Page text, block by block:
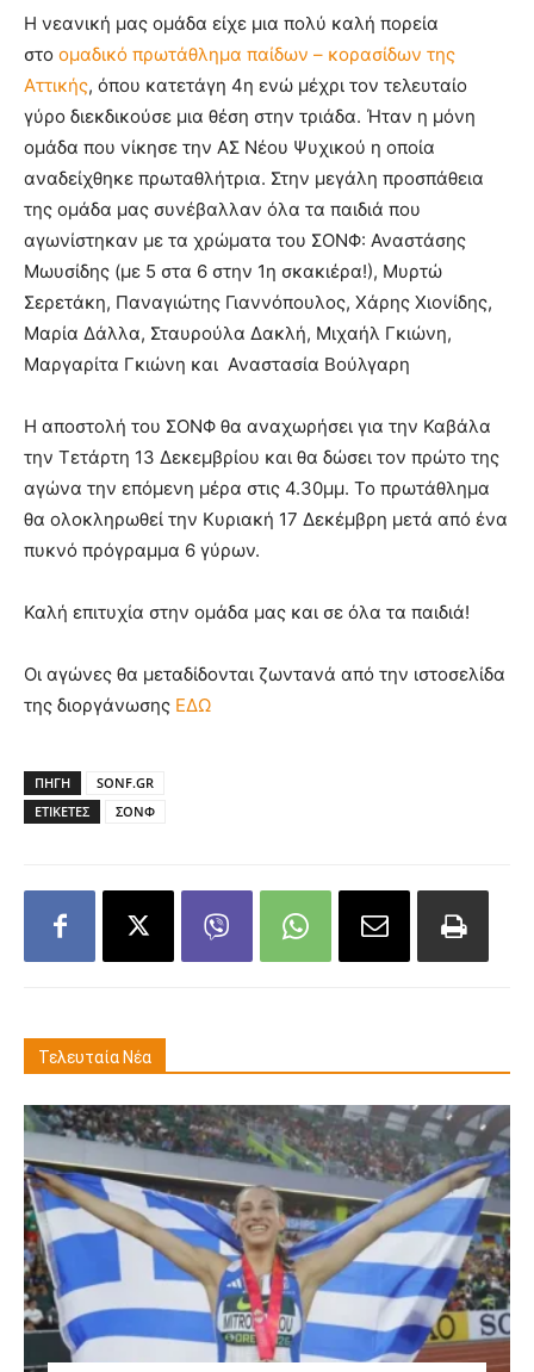
Η νεανική μας ομάδα είχε μια πολύ καλή πορεία
στο ομαδικό πρωτάθλημα παίδων – κορασίδων της
Αττικής, όπου κατετάγη 4η ενώ μέχρι τον τελευταίο
γύρο διεκδικούσε μια θέση στην τριάδα. Ήταν η μόνη
ομάδα που νίκησε την ΑΣ Νέου Ψυχικού η οποία
αναδείχθηκε πρωταθλήτρια. Στην μεγάλη προσπάθεια
της ομάδα μας συνέβαλλαν όλα τα παιδιά που
αγωνίστηκαν με τα χρώματα του ΣΟΝΦ: Αναστάσης
Μωυσίδης (με 5 στα 6 στην 1η σκακιέρα!), Μυρτώ
Σερετάκη, Παναγιώτης Γιαννόπουλος, Χάρης Χιονίδης,
Μαρία Δάλλα, Σταυρούλα Δακλή, Μιχαήλ Γκιώνη,
Μαργαρίτα Γκιώνη και Αναστασία Βούλγαρη
Η αποστολή του ΣΟΝΦ θα αναχωρήσει για την Καβάλα
την Τετάρτη 13 Δεκεμβρίου και θα δώσει τον πρώτο της
αγώνα την επόμενη μέρα στις 4.30μμ. Το πρωτάθλημα
θα ολοκληρωθεί την Κυριακή 17 Δεκέμβρη μετά από ένα
πυκνό πρόγραμμα 6 γύρων.
Καλή επιτυχία στην ομάδα μας και σε όλα τα παιδιά!
Οι αγώνες θα μεταδίδονται ζωντανά από την ιστοσελίδα
της διοργάνωσης ΕΔΩ
ΠΗΓΗ
SONF.GR
ΕΤΙΚΕΤΕΣ
ΣΟΝΦ
Τελευταία Νέα